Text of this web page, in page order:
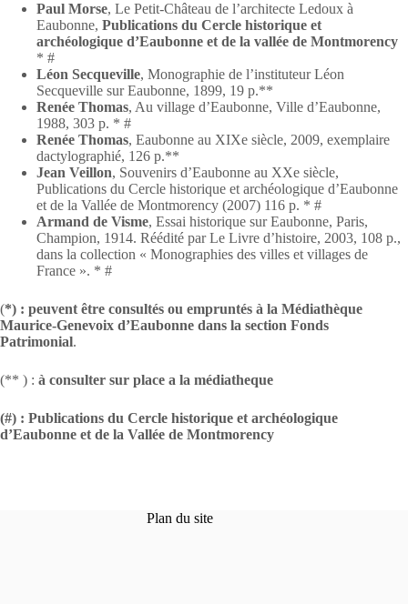
Paul Morse, Le Petit-Château de l’architecte Ledoux à
Eaubonne, Publications du Cercle historique et
archéologique d’Eaubonne et de la vallée de Montmorency
* #
Léon Secqueville, Monographie de l’instituteur Léon
Secqueville sur Eaubonne, 1899, 19 p.**
Renée Thomas, Au village d’Eaubonne, Ville d’Eaubonne,
1988, 303 p. * #
Renée Thomas, Eaubonne au XIXe siècle, 2009, exemplaire
dactylographié, 126 p.**
Jean Veillon, Souvenirs d’Eaubonne au XXe siècle,
Publications du Cercle historique et archéologique d’Eaubonne
et de la Vallée de Montmorency (2007) 116 p. * #
Armand de Visme, Essai historique sur Eaubonne, Paris,
Champion, 1914. Réédité par Le Livre d’histoire, 2003, 108 p.,
dans la collection « Monographies des villes et villages de
France ». * #
(*) : peuvent être consultés ou empruntés à la Médiathèque
Maurice-Genevoix d’Eaubonne dans la section Fonds
Patrimonial.
(** ) : à consulter sur place a la médiatheque
(#) : Publications du Cercle historique et archéologique
d’Eaubonne et de la Vallée de Montmorency
Plan du site